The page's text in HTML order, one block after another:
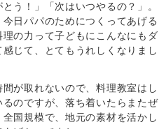
う！」「次はいつやるの？」。
今日パパのためにつくってあげる
の力って子どもにこんなにもダ
じて、とてもうれしくなりまし
が取れないので、料理教室はし
のですが、落ち着いたらまたぜ
国規模で、地元の素材を活かし